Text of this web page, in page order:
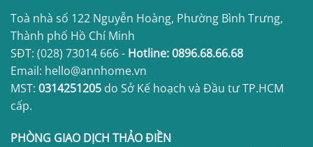
Toà nhà số 122 Nguyễn Hoàng, Phường Bình Trưng,
Thành phố Hồ Chí Minh
SĐT: (028) 73014 666- Hotline:0896.68.66.68
Email: hello@annhome.vn
MST: 0314251205 do Sở Kế hoạch và Đầu tư TP.HCM
cấp.
PHÒNG GIAO DỊCH THẢO ĐIỀN